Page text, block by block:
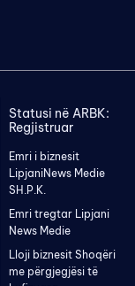
Statusi në ARBK:
Regjistruar
Emri i biznesit
LipjaniNews Medie
SH.P.K.
Emri tregtar Lipjani
News Medie
Lloji biznesit Shoqëri
me përgjegjësi të